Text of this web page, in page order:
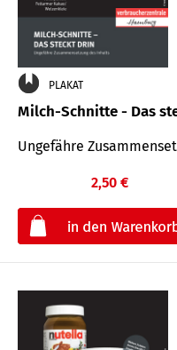
PLAKAT
Milch-Schnitte - Das
Ungefähre
2,50 €